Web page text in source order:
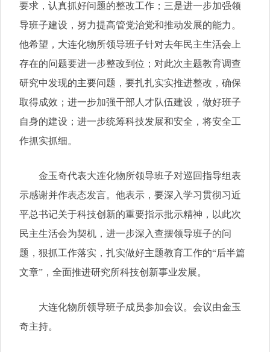
要求，认真抓好问题的整改工作；三是进一步加强领
导班子建设，努力提高管党治党和推动发展的能力。
他希望，大连化物所领导班子针对去年民主生活会上
存在的问题要进一步整改到位；对此次主题教育调查
研究中发现的主要问题，要扎扎实实推进整改，确保
取得成效；进一步加强干部人才队伍建设，做好班子
自身的建设；进一步统筹科技发展和安全，将安全工
作抓实抓细。
金玉奇代表大连化物所领导班子对巡回指导组表
示感谢并作表态发言。他表示，要深入学习贯彻习近
平总书记关于科技创新的重要指示批示精神，以此次
民主生活会为契机，进一步深入查摆领导班子的问
题，狠抓工作落实，扎实做好主题教育工作的“后半篇
文章”，全面推进研究所科技创新事业发展。
大连化物所领导班子成员参加会议。会议由金玉
奇主持。